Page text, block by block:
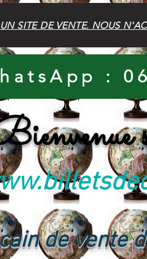
SITE DE VENTE. NOUS
:
de vente